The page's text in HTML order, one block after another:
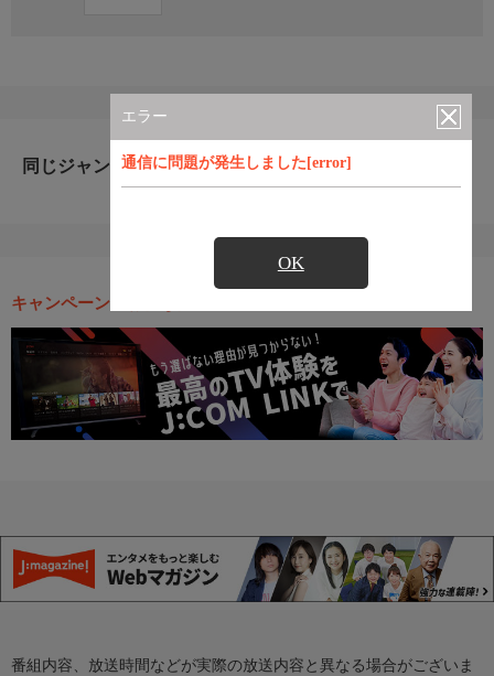
エラー
通信に問題が発生しました[error]
OK
同じジャンルのおすすめ番組
キャンペーン・お得な情報
番組内容、放送時間などが実際の放送内容と異なる場合がございま